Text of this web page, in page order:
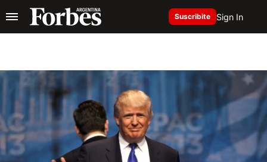
Suscribite Sign In